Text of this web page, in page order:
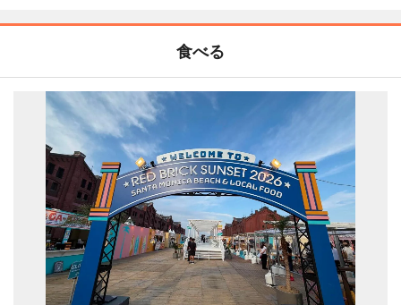
食べる